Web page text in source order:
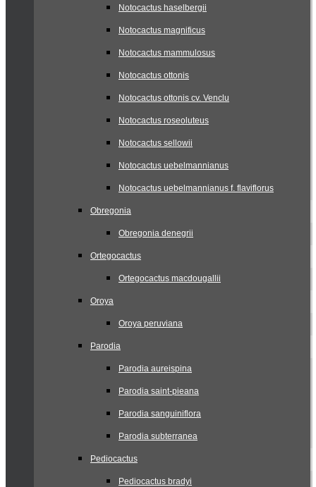
Notocactus haselbergii
Notocactus magnificus
Notocactus mammulosus
Notocactus ottonis
Notocactus ottonis cv. Venclu
Notocactus roseoluteus
Notocactus sellowii
Notocactus uebelmannianus
Notocactus uebelmannianus f. flaviflorus
Obregonia
Obregonia denegrii
Ortegocactus
Ortegocactus macdougallii
Oroya
Oroya peruviana
Parodia
Parodia aureispina
Parodia saint-pieana
Parodia sanguiniflora
Parodia subterranea
Pediocactus
Pediocactus bradyi